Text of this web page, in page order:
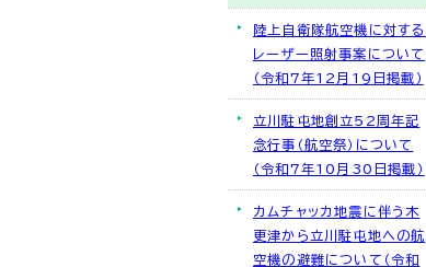
陸上自衛隊航空機に対する
レーザー照射事案について
（令和7年12月19日掲載）
立川駐屯地創立52周年記
念行事（航空祭）について
（令和7年10月30日掲載）
カムチャッカ地震に伴う木
更津から立川駐屯地への航
空機の避難について（令和